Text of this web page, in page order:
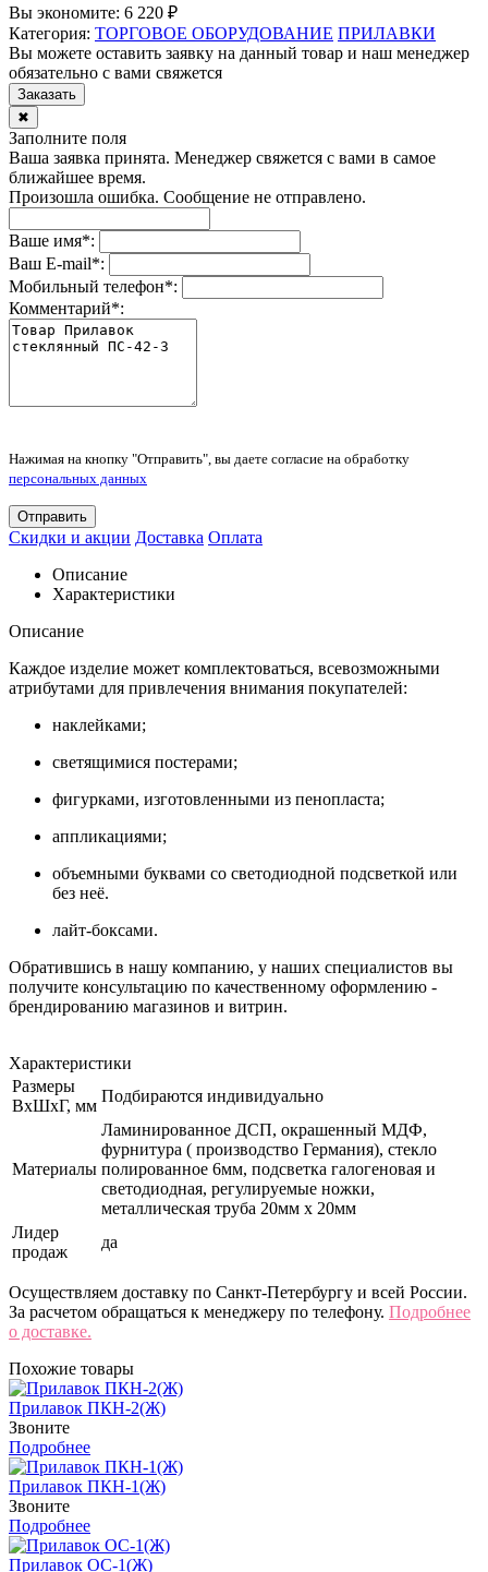
Вы экономите: 6 220 ₽
Категория: ТОРГОВОЕ ОБОРУДОВАНИЕ ПРИЛАВКИ
Вы можете оставить заявку на данный товар и наш менеджер
обязательно с вами свяжется
Заказать
✖
Заполните поля
Ваша заявка принята. Менеджер свяжется с вами в самое
ближайшее время.
Произошла ошибка. Сообщение не отправлено.
Ваше имя*:
Ваш E-mail*:
Мобильный телефон*:
Комментарий*:
Нажимая на кнопку "Отправить", вы даете согласие на обработку
персональных данных
Отправить
Скидки и акции Доставка Оплата
Описание
Характеристики
Описание
Каждое изделие может комплектоваться, всевозможными
атрибутами для привлечения внимания покупателей:
наклейками;
светящимися постерами;
фигурками, изготовленными из пенопласта;
аппликациями;
объемными буквами со светодиодной подсветкой или
без неё.
лайт-боксами.
Обратившись в нашу компанию, у наших специалистов вы
получите консультацию по качественному оформлению -
брендированию магазинов и витрин.
Характеристики
Размеры
ВхШхГ, мм
Подбираются индивидуально
Материалы
Ламинированное ДСП, окрашенный МДФ,
фурнитура ( производство Германия), стекло
полированное 6мм, подсветка галогеновая и
светодиодная, регулируемые ножки,
металлическая труба 20мм х 20мм
Лидер
продаж
да
Осуществляем доставку по Санкт-Петербургу и всей России.
За расчетом обращаться к менеджеру по телефону. Подробнее
о доставке.
Похожие товары
Прилавок ПКН-2(Ж)
Звоните
Подробнее
Прилавок ПКН-1(Ж)
Звоните
Подробнее
Прилавок ОС-1(Ж)